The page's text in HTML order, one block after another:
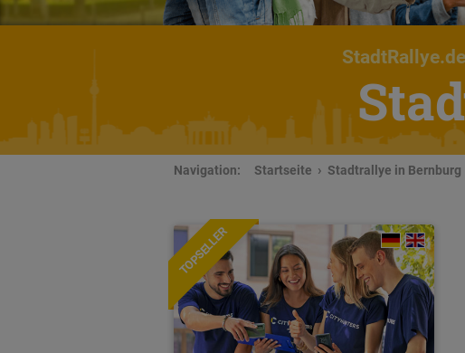
StadtRallye.de
Navigation: Startseite Stadtrallye in Bernburg
TOPSELLER